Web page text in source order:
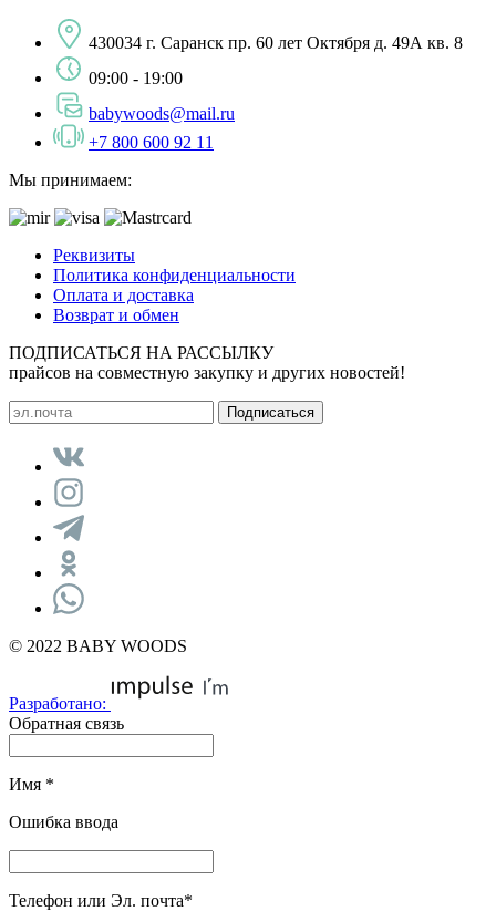
430034 г. Саранск пр. 60 лет Октября д. 49А кв. 8
09:00 - 19:00
babywoods@mail.ru
+7 800 600 92 11
Мы принимаем:
Реквизиты
Политика конфиденциальности
Оплата и доставка
Возврат и обмен
ПОДПИСАТЬСЯ НА РАССЫЛКУ
прайсов на совместную закупку и других новостей!
© 2022 BABY WOODS
Разработано:
Обратная связь
Имя *
Ошибка ввода
Телефон или Эл. почта*